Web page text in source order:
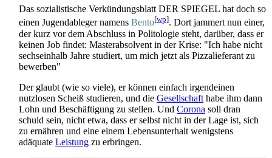
Das sozialistische Verkündungsblatt DER SPIEGEL hat doch so
einen Jugend­ableger namens Bento[wp]. Dort jammert nun einer,
der kurz vor dem Abschluss in Politologie steht, darüber, dass er
keinen Job findet: Master­absolvent in der Krise: "Ich habe nicht
sechseinhalb Jahre studiert, um mich jetzt als Pizza­lieferant zu
bewerben"
Der glaubt (wie so viele), er können einfach irgendeinen
nutzlosen Scheiß studieren, und die Gesellschaft habe ihm dann
Lohn und Beschäftigung zu stellen. Und Corona soll dran
schuld sein, nicht etwa, dass er selbst nicht in der Lage ist, sich
zu ernähren und eine einem Lebens­unterhalt wenigstens
adäquate Leistung zu erbringen.